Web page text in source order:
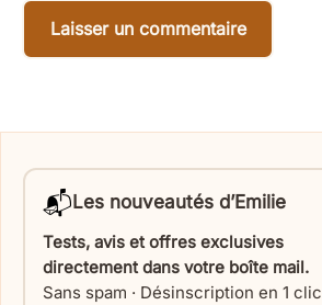
📬 Les nouveautés d’Emilie
Tests, avis et offres exclusives
directement dans votre boîte mail.
Sans spam · Désinscription en 1 clic